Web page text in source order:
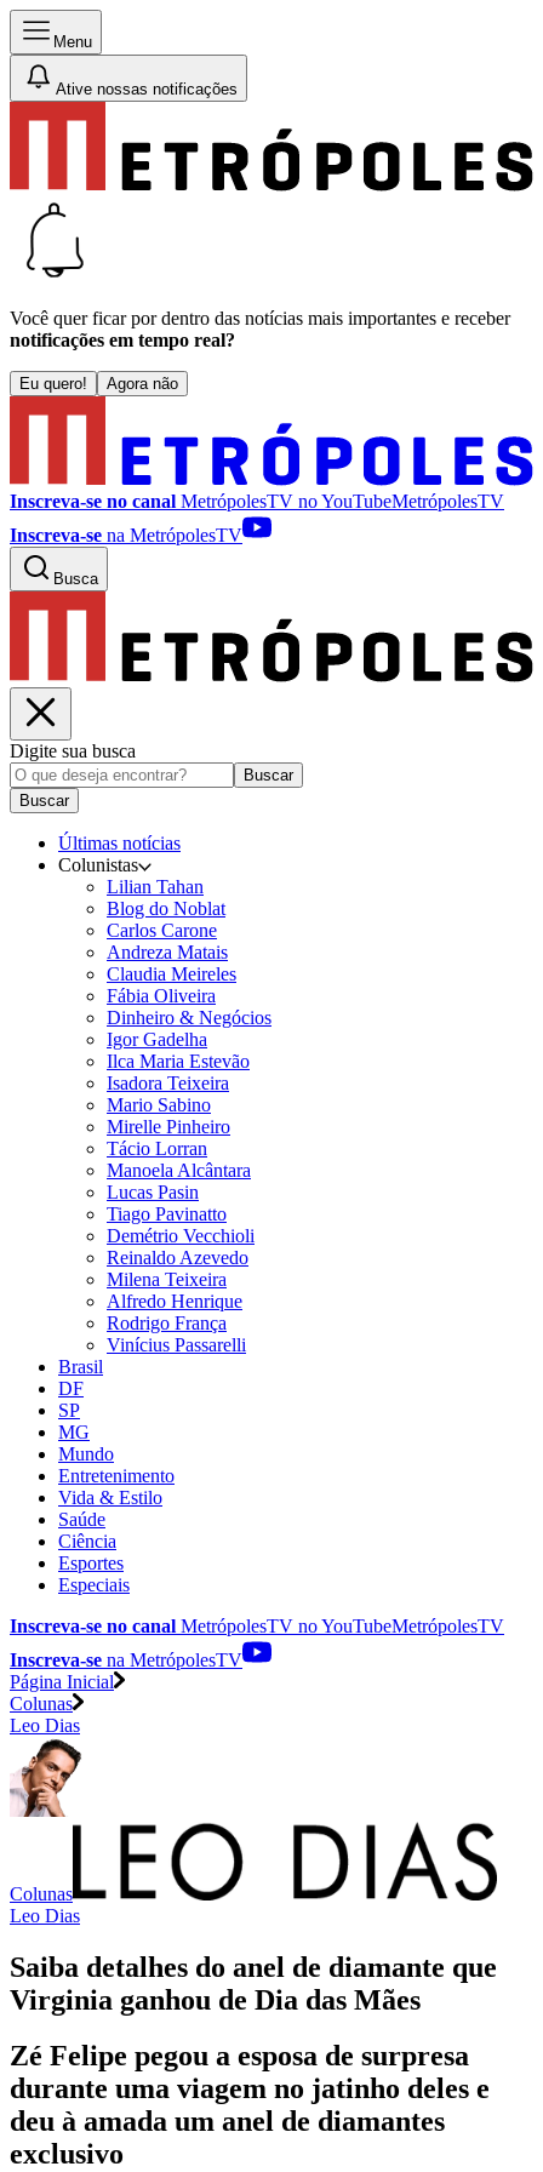
Menu
Ative nossas notificações
Você quer ficar por dentro das notícias mais importantes e receber
notificações em tempo real?
Eu quero! Agora não
Inscreva-se no canal MetrópolesTV noYouTubeMetrópolesTV
Inscreva-se na MetrópolesTV
Busca
Digite sua busca
Buscar
Buscar
Últimas notícias
Colunistas
Lilian Tahan
Blog do Noblat
Carlos Carone
Andreza Matais
Claudia Meireles
Fábia Oliveira
Dinheiro & Negócios
Igor Gadelha
Ilca Maria Estevão
Isadora Teixeira
Mario Sabino
Mirelle Pinheiro
Tácio Lorran
Manoela Alcântara
Lucas Pasin
Tiago Pavinatto
Demétrio Vecchioli
Reinaldo Azevedo
Milena Teixeira
Alfredo Henrique
Rodrigo França
Vinícius Passarelli
Brasil
DF
SP
MG
Mundo
Entretenimento
Vida & Estilo
Saúde
Ciência
Esportes
Especiais
Inscreva-se no canal MetrópolesTV noYouTubeMetrópolesTV
Inscreva-se na MetrópolesTV
Página Inicial
Colunas
Leo Dias
Colunas
Leo Dias
Saiba detalhes do anel de diamante que
Virginia ganhou de Dia das Mães
Zé Felipe pegou a esposa de surpresa
durante uma viagem no jatinho deles e
deu à amada um anel de diamantes
exclusivo